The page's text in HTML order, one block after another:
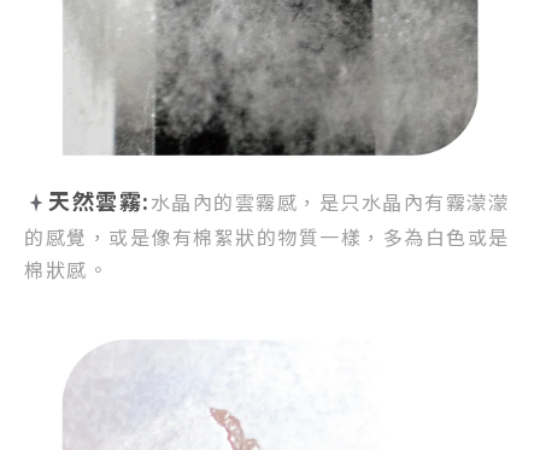
天然雲霧:水晶內的雲霧感， 是只水晶內有霧濛濛
的感覺， 或是像有棉絮狀的物質一樣， 多為白色或是
棉狀感。